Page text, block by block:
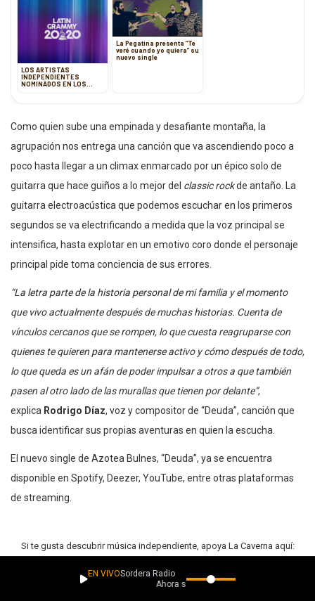
LOS ARTISTAS
INDEPENDIENTES
NOMINADOS EN LOS
La Pegatina presenta ”Te
veré cuando yo quiera” su
nuevo single
Como quien sube una empinada y desafiante montaña, la
agrupación nos entrega una canción que va ascendiendo poco a
poco hasta llegar a un climax enmarcado por un épico solo de
guitarra que hace guiños a lo mejor del classic rockde antaño. La
guitarra electroacústica que podemos escuchar en los primeros
segundos se va electrificando a medida que la voz principal se
intensifica, hasta explotar en un emotivo coro donde el personaje
principal pide toma conciencia de sus errores.
“La letra parte de la historia personal de mi familia y el momento
que vivo actualmente después de muchas historias. Cuenta de
vínculos cercanos que se rompen, lo que cuesta reagruparse con
quienes te quieren para mantenerse activo y cómo después de todo,
lo que queda es un afán de poder impulsar a otros a que también
pasen al otro lado de las murallas que tienen por delante”,
explica Rodrigo Díaz, voz y compositor de “Deuda”, canción que
busca identificar sus propias aventuras en quien la escucha.
El nuevo single de Azotea Bulnes, “Deuda”, ya se encuentra
disponible en Spotify, Deezer, YouTube, entre otras plataformas
de streaming.
Si te gusta descubrir música independiente, apoya La Caverna aquí:
EN VIVOSordera Radio
Ahora suena